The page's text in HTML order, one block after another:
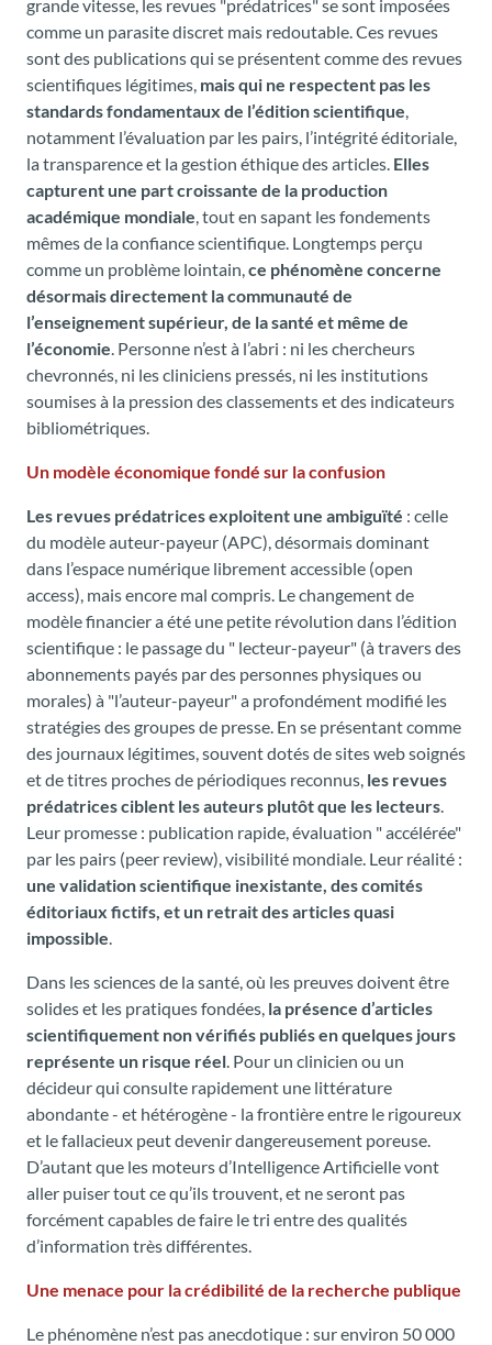
grande vitesse, les revues "prédatrices" se sont imposées
comme un parasite discret mais redoutable. Ces revues
sont des publications qui se présentent comme des revues
scientifiques légitimes, mais qui ne respectent pas les
standards fondamentaux de l’édition scientifique,
notamment l’évaluation par les pairs, l’intégrité éditoriale,
la transparence et la gestion éthique des articles. Elles
capturent une part croissante de la production
académique mondiale, tout en sapant les fondements
mêmes de la confiance scientifique. Longtemps perçu
comme un problème lointain,ce phénomène concerne
désormais directement la communauté de
l’enseignement supérieur, de la santé et même de
l’économie. Personne n’est à l’abri : ni les chercheurs
chevronnés, ni les cliniciens pressés, ni les institutions
soumises à la pression des classements et des indicateurs
bibliométriques.
Un modèle économique fondé sur la confusion
Les revues prédatrices exploitent une ambiguïté : celle
du modèle auteur-payeur (APC), désormais dominant
dans l’espace numérique librement accessible (open
access), mais encore mal compris. Le changement de
modèle financier a été une petite révolution dans l’édition
scientifique : le passage du " lecteur-payeur" (à travers des
abonnements payés par des personnes physiques ou
morales) à "l’auteur-payeur" a profondément modifié les
stratégies des groupes de presse. En se présentant comme
des journaux légitimes, souvent dotés de sites web soignés
et de titres proches de périodiques reconnus, les revues
prédatrices ciblent les auteurs plutôt que les lecteurs.
Leur promesse : publication rapide, évaluation " accélérée"
par les pairs (peer review), visibilité mondiale. Leur réalité :
une validation scientifique inexistante, des comités
éditoriaux fictifs, et un retrait des articles quasi
impossible.
Dans les sciences de la santé, où les preuves doivent être
solides et les pratiques fondées, la présence d’articles
scientifiquement non vérifiés publiés en quelques jours
représente un risque réel. Pour un clinicien ou un
décideur qui consulte rapidement une littérature
abondante - et hétérogène - la frontière entre le rigoureux
et le fallacieux peut devenir dangereusement poreuse.
D’autant que les moteurs d’Intelligence Artificielle vont
aller puiser tout ce qu’ils trouvent, et ne seront pas
forcément capables de faire le tri entre des qualités
d’information très différentes.
Une menace pour la crédibilité de la recherche publique
Le phénomène n’est pas anecdotique : sur environ 50 000